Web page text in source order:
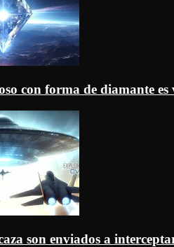
con forma de diamante
son enviados a